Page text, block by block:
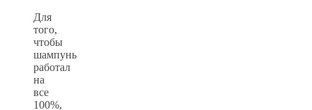
Для
того,
чтобы
шампунь
работал
на
все
100%,